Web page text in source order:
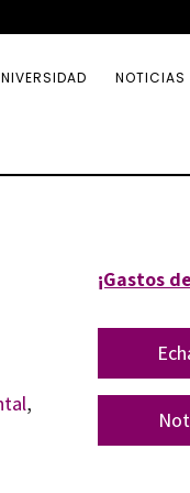
NOTICIAS
,
¡Gastos